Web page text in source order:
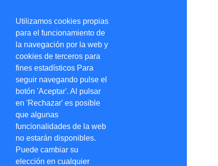
Utilizamos cookies propias
para el funcionamiento de
la navegación por la web y
cookies de terceros para
fines estadísticos Para
seguir navegando pulse el
botón 'Aceptar'. Al pulsar
en 'Rechazar' es posible
que algunas
funcionalidades de la web
no estarán disponibles.
Puede cambiar su
elección en cualquier